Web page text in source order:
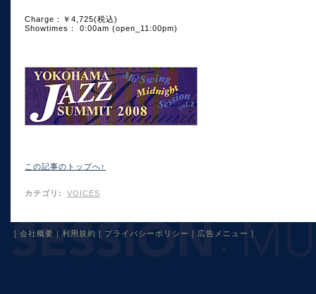
Charge：￥4,725(税込)
Showtimes： 0:00am (open_11:00pm)
この記事のトップへ↑
カテゴリ : VOICES
会社概要 利用規約 プライバシーポリシー 広告メニュー